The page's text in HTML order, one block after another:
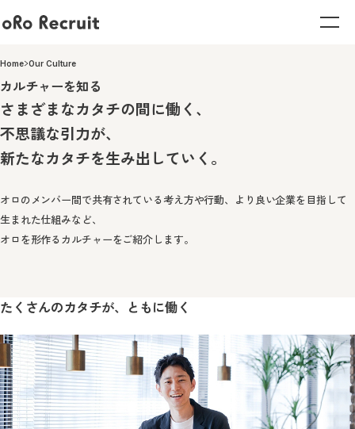
About Us
オロを知る
オロを知る TOP
代表メッセージ
大切にしていること
データで見るオロ
Our Business
仕事を知る
仕事を知る TOP
クラウドソリューション事業
新規営業職
マーケティングコミュニケーション事業
アカウント職
プランナー職
データアナリスト職
クリエイティブ職
ディレクター職
エンジニア職
Semrushセールス職
Our Culture
カルチャーを知る
Home Our Culture
カルチャーを知る
さまざまなカタチの間に働く、
不思議な引力が、
新たなカタチを生み出していく。
オロのメンバー間で共有されている考え方や行動、より良い企業を目指して
生まれた仕組みなど、
オロを形作るカルチャーをご紹介します。
たくさんのカタチが、ともに働く